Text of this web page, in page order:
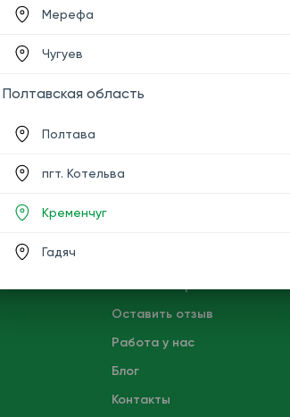
Оставить отзыв
Работа у нас
Блог
Контакты
Мерефа
Чугуев
Полтавская область
Полтава
пгт. Котельва
Кременчуг
Гадяч